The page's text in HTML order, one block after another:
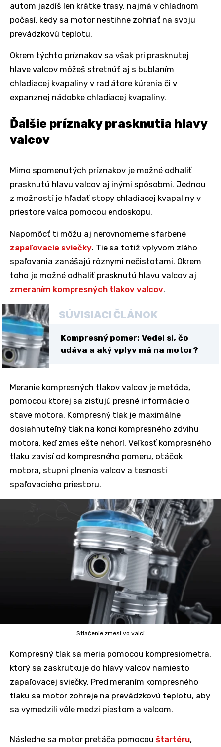
autom jazdíš len krátke trasy, najmä v chladnom
počasí, kedy sa motor nestihne zohriať na svoju
prevádzkovú teplotu.
Okrem týchto príznakov sa však pri prasknutej
hlave valcov môžeš stretnúť aj s bublaním
chladiacej kvapaliny v radiátore kúrenia či v
expanznej nádobke chladiacej kvapaliny.
Ďalšie príznaky prasknutia hlavy
valcov
Mimo spomenutých príznakov je možné odhaliť
prasknutú hlavu valcov aj inými spôsobmi. Jednou
z možností je hľadať stopy chladiacej kvapaliny v
priestore valca pomocou endoskopu.
Napomôcť ti môžu aj nerovnomerne sfarbené
zapaľovacie sviečky. Tie sa totiž vplyvom zlého
spaľovania zanášajú rôznymi nečistotami. Okrem
toho je možné odhaliť prasknutú hlavu valcov aj
zmeraním kompresných tlakov valcov.
SÚVISIACI ČLÁNOK
Kompresný pomer: Vedel si, čo
udáva a aký vplyv má na motor?
Meranie kompresných tlakov valcov je metóda,
pomocou ktorej sa zisťujú presné informácie o
stave motora. Kompresný tlak je maximálne
dosiahnuteľný tlak na konci kompresného zdvihu
motora, keď zmes ešte nehorí. Veľkosť kompresného
tlaku zavisí od kompresného pomeru, otáčok
motora, stupni plnenia valcov a tesnosti
spaľovacieho priestoru.
Stlačenie zmesi vo valci
Kompresný tlak sa meria pomocou kompresiometra,
ktorý sa zaskrutkuje do hlavy valcov namiesto
zapaľovacej sviečky. Pred meraním kompresného
tlaku sa motor zohreje na prevádzkovú teplotu, aby
sa vymedzili vôle medzi piestom a valcom.
Následne sa motor pretáča pomocou štartéru,